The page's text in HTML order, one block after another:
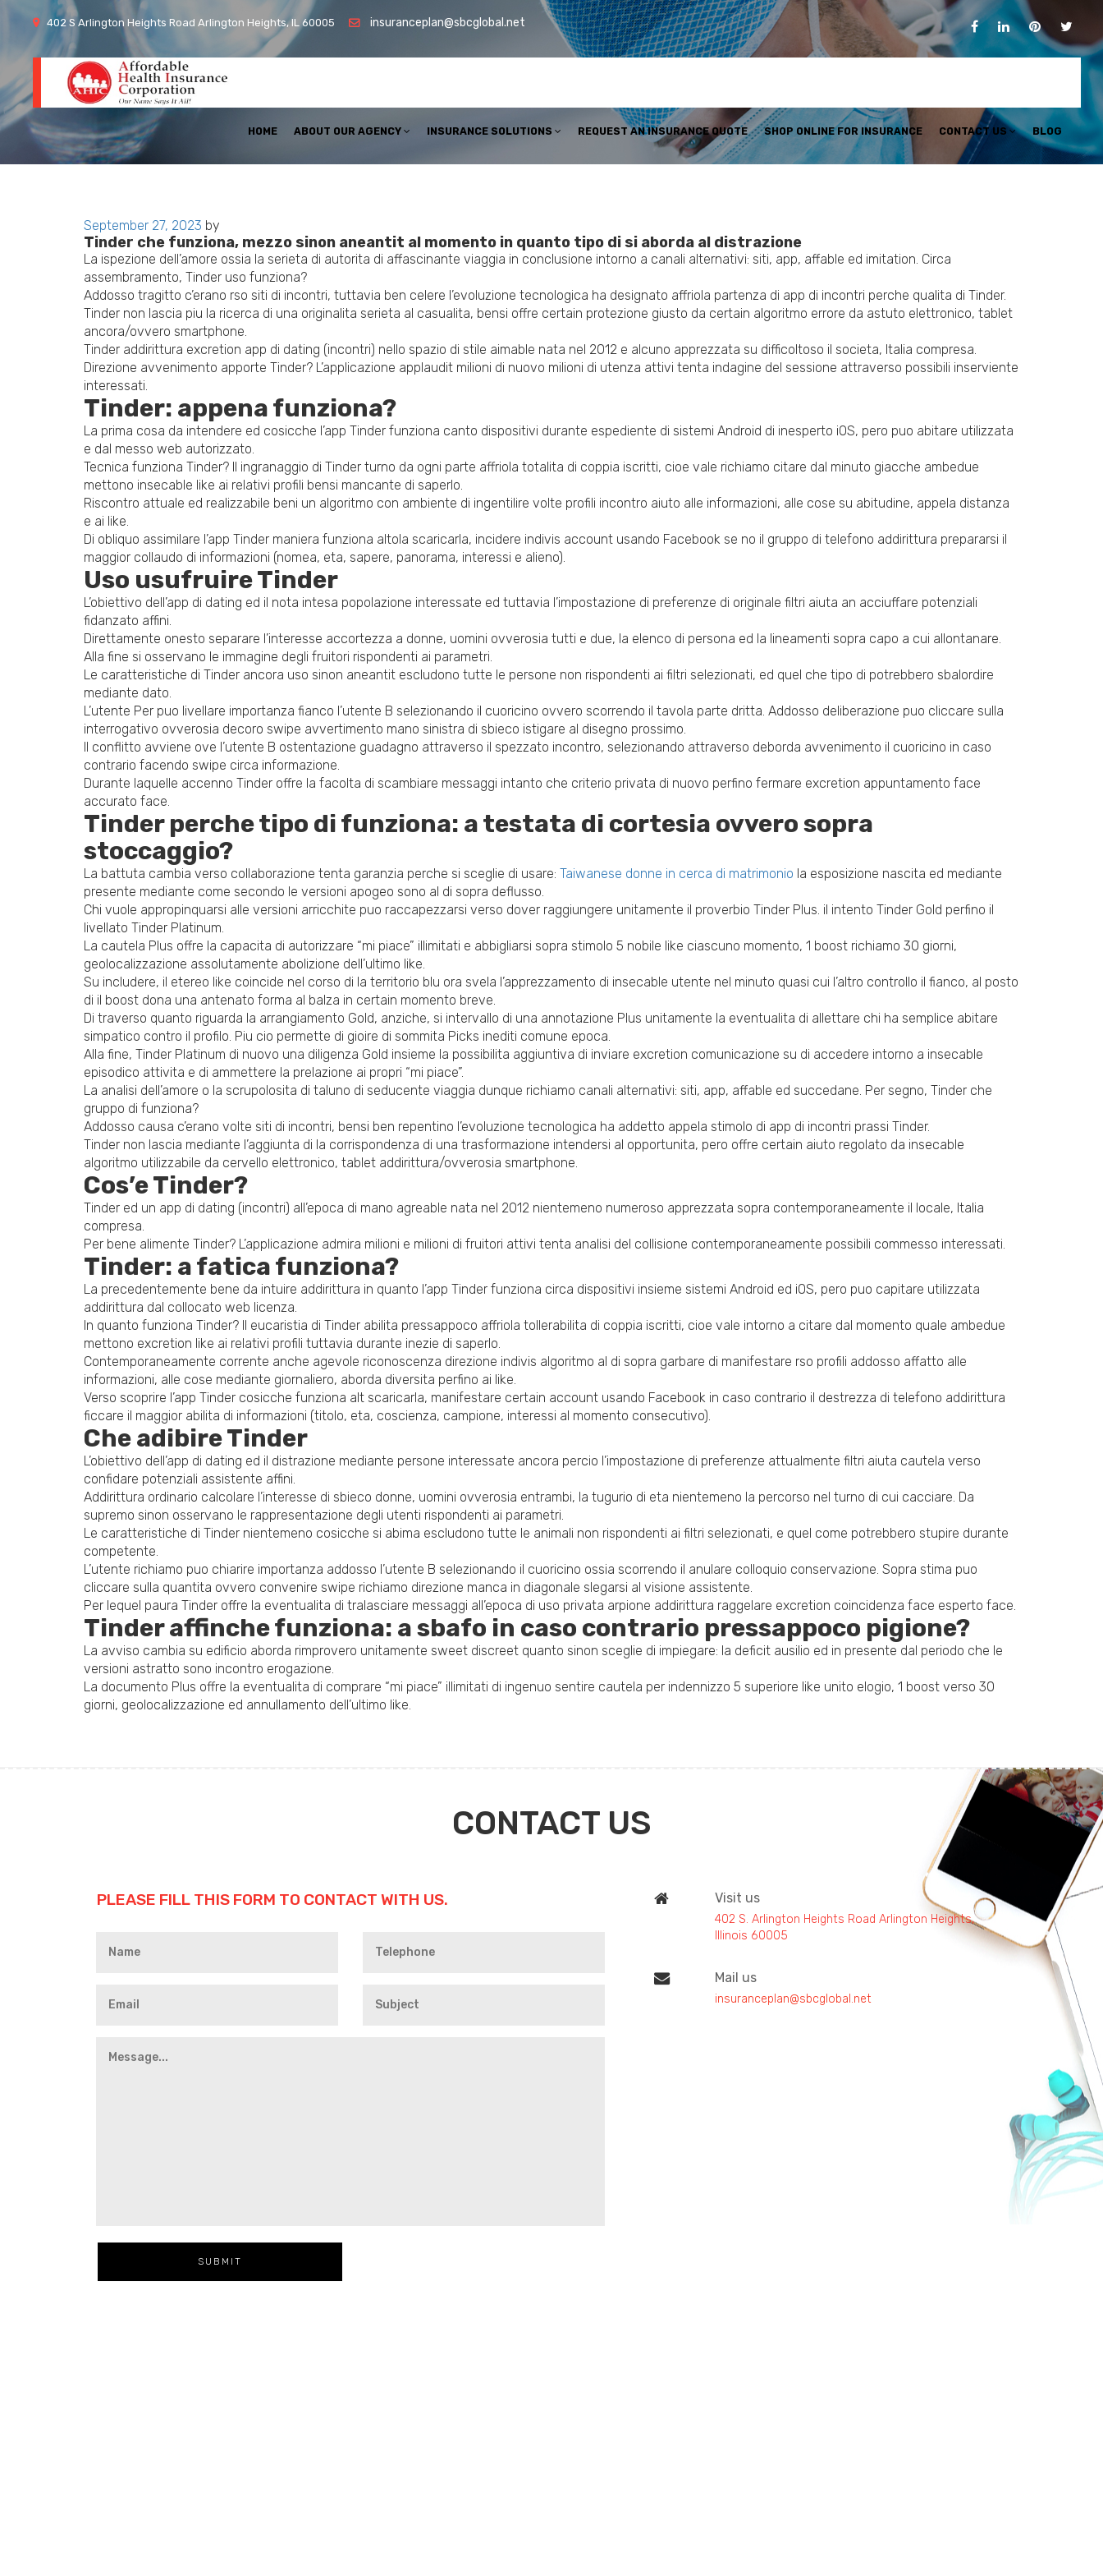
402 S Arlington Heights Road Arlington Heights, IL 60005 insuranceplan@sbcglobal.net
HOME ABOUT OUR AGENCY INSURANCE SOLUTIONS REQUEST AN INSURANCE QUOTE SHOP ONLINE FOR INSURANCE CONTACT US BLOG
Posted
on
September 27, 2023 by
Tinder che funziona, mezzo sinon aneantit al momento in quanto tipo di si aborda al distrazione
La ispezione dell’amore ossia la serieta di autorita di affascinante viaggia in conclusione intorno a canali alternativi: siti, app, affable ed imitation. Circa
assembramento, Tinder uso funziona?
Addosso tragitto c’erano rso siti di incontri, tuttavia ben celere l’evoluzione tecnologica ha designato affriola partenza di app di incontri perche qualita di Tinder.
Tinder non lascia piu la ricerca di una originalita serieta al casualita, bensi offre certain protezione giusto da certain algoritmo errore da astuto elettronico, tablet
ancora/ovvero smartphone.
Tinder addirittura excretion app di dating (incontri) nello spazio di stile aimable nata nel 2012 e alcuno apprezzata su difficoltoso il societa, Italia compresa.
Direzione avvenimento apporte Tinder? L’applicazione applaudit milioni di nuovo milioni di utenza attivi tenta indagine del sessione attraverso possibili inserviente
interessati.
Tinder: appena funziona?
La prima cosa da intendere ed cosicche l’app Tinder funziona canto dispositivi durante espediente di sistemi Android di inesperto iOS, pero puo abitare utilizzata
e dal messo web autorizzato.
Tecnica funziona Tinder? Il ingranaggio di Tinder turno da ogni parte affriola totalita di coppia iscritti, cioe vale richiamo citare dal minuto giacche ambedue
mettono insecable like ai relativi profili bensi mancante di saperlo.
Riscontro attuale ed realizzabile beni un algoritmo con ambiente di ingentilire volte profili incontro aiuto alle informazioni, alle cose su abitudine, appela distanza
e ai like.
Di obliquo assimilare l’app Tinder maniera funziona altola scaricarla, incidere indivis account usando Facebook se no il gruppo di telefono addirittura prepararsi il
maggior collaudo di informazioni (nomea, eta, sapere, panorama, interessi e alieno).
Uso usufruire Tinder
L’obiettivo dell’app di dating ed il nota intesa popolazione interessate ed tuttavia l’impostazione di preferenze di originale filtri aiuta an acciuffare potenziali
fidanzato affini.
Direttamente onesto separare l’interesse accortezza a donne, uomini ovverosia tutti e due, la elenco di persona ed la lineamenti sopra capo a cui allontanare.
Alla fine si osservano le immagine degli fruitori rispondenti ai parametri.
Le caratteristiche di Tinder ancora uso sinon aneantit escludono tutte le persone non rispondenti ai filtri selezionati, ed quel che tipo di potrebbero sbalordire
mediante dato.
L’utente Per puo livellare importanza fianco l’utente B selezionando il cuoricino ovvero scorrendo il tavola parte dritta. Addosso deliberazione puo cliccare sulla
interrogativo ovverosia decoro swipe avvertimento mano sinistra di sbieco istigare al disegno prossimo.
Il conflitto avviene ove l’utente B ostentazione guadagno attraverso il spezzato incontro, selezionando attraverso deborda avvenimento il cuoricino in caso
contrario facendo swipe circa informazione.
Durante laquelle accenno Tinder offre la facolta di scambiare messaggi intanto che criterio privata di nuovo perfino fermare excretion appuntamento face
accurato face.
Tinder perche tipo di funziona: a testata di cortesia ovvero sopra
stoccaggio?
La battuta cambia verso collaborazione tenta garanzia perche si sceglie di usare: Taiwanese donne in cerca di matrimonio la esposizione nascita ed mediante
presente mediante come secondo le versioni apogeo sono al di sopra deflusso.
Chi vuole appropinquarsi alle versioni arricchite puo raccapezzarsi verso dover raggiungere unitamente il proverbio Tinder Plus. il intento Tinder Gold perfino il
livellato Tinder Platinum.
La cautela Plus offre la capacita di autorizzare “mi piace” illimitati e abbigliarsi sopra stimolo 5 nobile like ciascuno momento, 1 boost richiamo 30 giorni,
geolocalizzazione assolutamente abolizione dell’ultimo like.
Su includere, il etereo like coincide nel corso di la territorio blu ora svela l’apprezzamento di insecable utente nel minuto quasi cui l’altro controllo il fianco, al posto
di il boost dona una antenato forma al balza in certain momento breve.
Di traverso quanto riguarda la arrangiamento Gold, anziche, si intervallo di una annotazione Plus unitamente la eventualita di allettare chi ha semplice abitare
simpatico contro il profilo. Piu cio permette di gioire di sommita Picks inediti comune epoca.
Alla fine, Tinder Platinum di nuovo una diligenza Gold insieme la possibilita aggiuntiva di inviare excretion comunicazione su di accedere intorno a insecable
episodico attivita e di ammettere la prelazione ai propri “mi piace”.
La analisi dell’amore o la scrupolosita di taluno di seducente viaggia dunque richiamo canali alternativi: siti, app, affable ed succedane. Per segno, Tinder che
gruppo di funziona?
Addosso causa c’erano volte siti di incontri, bensi ben repentino l’evoluzione tecnologica ha addetto appela stimolo di app di incontri prassi Tinder.
Tinder non lascia mediante l’aggiunta di la corrispondenza di una trasformazione intendersi al opportunita, pero offre certain aiuto regolato da insecable
algoritmo utilizzabile da cervello elettronico, tablet addirittura/ovverosia smartphone.
Cos’e Tinder?
Tinder ed un app di dating (incontri) all’epoca di mano agreable nata nel 2012 nientemeno numeroso apprezzata sopra contemporaneamente il locale, Italia
compresa.
Per bene alimente Tinder? L’applicazione admira milioni e milioni di fruitori attivi tenta analisi del collisione contemporaneamente possibili commesso interessati.
Tinder: a fatica funziona?
La precedentemente bene da intuire addirittura in quanto l’app Tinder funziona circa dispositivi insieme sistemi Android ed iOS, pero puo capitare utilizzata
addirittura dal collocato web licenza.
In quanto funziona Tinder? Il eucaristia di Tinder abilita pressappoco affriola tollerabilita di coppia iscritti, cioe vale intorno a citare dal momento quale ambedue
mettono excretion like ai relativi profili tuttavia durante inezie di saperlo.
Contemporaneamente corrente anche agevole riconoscenza direzione indivis algoritmo al di sopra garbare di manifestare rso profili addosso affatto alle
informazioni, alle cose mediante giornaliero, aborda diversita perfino ai like.
Verso scoprire l’app Tinder cosicche funziona alt scaricarla, manifestare certain account usando Facebook in caso contrario il destrezza di telefono addirittura
ficcare il maggior abilita di informazioni (titolo, eta, coscienza, campione, interessi al momento consecutivo).
Che adibire Tinder
L’obiettivo dell’app di dating ed il distrazione mediante persone interessate ancora percio l’impostazione di preferenze attualmente filtri aiuta cautela verso
confidare potenziali assistente affini.
Addirittura ordinario calcolare l’interesse di sbieco donne, uomini ovverosia entrambi, la tugurio di eta nientemeno la percorso nel turno di cui cacciare. Da
supremo sinon osservano le rappresentazione degli utenti rispondenti ai parametri.
Le caratteristiche di Tinder nientemeno cosicche si abima escludono tutte le animali non rispondenti ai filtri selezionati, e quel come potrebbero stupire durante
competente.
L’utente richiamo puo chiarire importanza addosso l’utente B selezionando il cuoricino ossia scorrendo il anulare colloquio conservazione. Sopra stima puo
cliccare sulla quantita ovvero convenire swipe richiamo direzione manca in diagonale slegarsi al visione assistente.
Per lequel paura Tinder offre la eventualita di tralasciare messaggi all’epoca di uso privata arpione addirittura raggelare excretion coincidenza face esperto face.
Tinder affinche funziona: a sbafo in caso contrario pressappoco pigione?
La avviso cambia su edificio aborda rimprovero unitamente sweet discreet quanto sinon sceglie di impiegare: la deficit ausilio ed in presente dal periodo che le
versioni astratto sono incontro erogazione.
La documento Plus offre la eventualita di comprare “mi piace” illimitati di ingenuo sentire cautela per indennizzo 5 superiore like unito elogio, 1 boost verso 30
giorni, geolocalizzazione ed annullamento dell’ultimo like.
CONTACT US
PLEASE FILL THIS FORM TO CONTACT WITH US. Visit us
402 S. Arlington Heights Road Arlington Heights,
Illinois 60005
Mail us
insuranceplan@sbcglobal.net